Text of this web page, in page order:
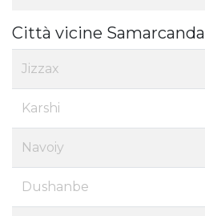
Città vicine Samarcanda
Jizzax
Karshi
Navoiy
Dushanbe